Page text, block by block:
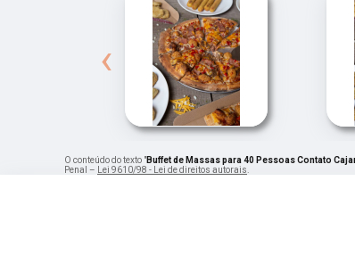
‹
O conteúdo do texto "Buffet de Massas para 40 Pessoas Contato
Penal –
Lei 9610/98 - Lei de direitos autorais